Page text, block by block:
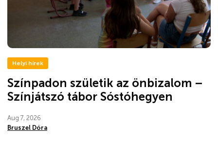
Helyi hírek
Színpadon születik az önbizalom –
Színjátszó tábor Sóstóhegyen
Aug 7, 2026
Bruszel Dóra